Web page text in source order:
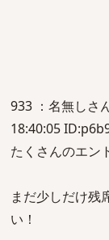
933 ：名無しさ
18:40:05
たくさんのエン
まだ少しだけ残
い！